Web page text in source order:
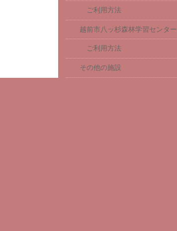
ご利用方法
越前市八ッ杉森林学習センター
ご利用方法
その他の施設